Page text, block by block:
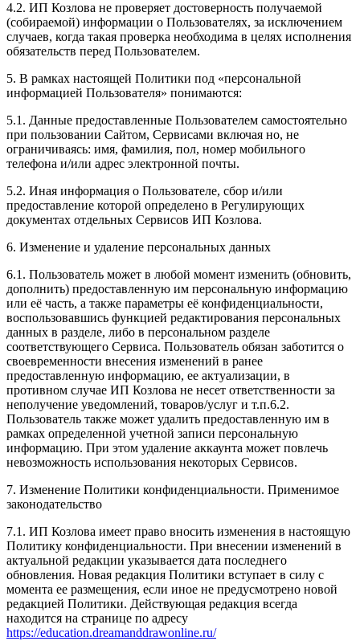
4.2. ИП Козлова не проверяет достоверность получаемой
(собираемой) информации о Пользователях, за исключением
случаев, когда такая проверка необходима в целях исполнения
обязательств перед Пользователем.
5. В рамках настоящей Политики под «персональной
информацией Пользователя» понимаются:
5.1. Данные предоставленные Пользователем самостоятельно
при пользовании Сайтом, Сервисами включая но, не
ограничиваясь: имя, фамилия, пол, номер мобильного
телефона и/или адрес электронной почты.
5.2. Иная информация о Пользователе, сбор и/или
предоставление которой определено в Регулирующих
документах отдельных Сервисов ИП Козлова.
6. Изменение и удаление персональных данных
6.1. Пользователь может в любой момент изменить (обновить,
дополнить) предоставленную им персональную информацию
или её часть, а также параметры её конфиденциальности,
воспользовавшись функцией редактирования персональных
данных в разделе, либо в персональном разделе
соответствующего Сервиса. Пользователь обязан заботится о
своевременности внесения изменений в ранее
предоставленную информацию, ее актуализации, в
противном случае ИП Козлова не несет ответственности за
неполучение уведомлений, товаров/услуг и т.п.6.2.
Пользователь также может удалить предоставленную им в
рамках определенной учетной записи персональную
информацию. При этом удаление аккаунта может повлечь
невозможность использования некоторых Сервисов.
7. Изменение Политики конфиденциальности. Применимое
законодательство
7.1. ИП Козлова имеет право вносить изменения в настоящую
Политику конфиденциальности. При внесении изменений в
актуальной редакции указывается дата последнего
обновления. Новая редакция Политики вступает в силу с
момента ее размещения, если иное не предусмотрено новой
редакцией Политики. Действующая редакция всегда
находится на странице по адресу
https://education.dreamanddrawonline.ru/